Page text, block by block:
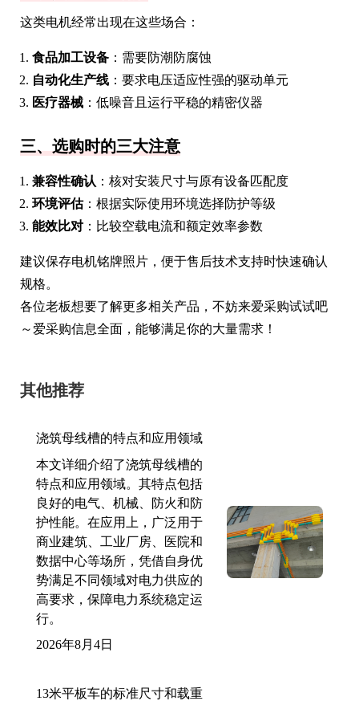
这类电机经常出现在这些场合：
食品加工设备 ：需要防潮防腐蚀
自动化生产线 ：要求电压适应性强的驱动单元
医疗器械 ：低噪音且运行平稳的精密仪器
三、选购时的三大注意
兼容性确认 ：核对安装尺寸与原有设备匹配度
环境评估：根据实际使用环境选择防护等级
能效比对 ：比较空载电流和额定效率参数
建议保存电机铭牌照片，便于售后技术支持时快速确认
规格。
各位老板想要了解更多相关产品，不妨来爱采购试试吧
～爱采购信息全面，能够满足你的大量需求！
其他推荐
浇筑母线槽的特点和应用领域
本文详细介绍了浇筑母线槽的
特点和应用领域。其特点包括
良好的电气、机械、防火和防
护性能。在应用上，广泛用于
商业建筑、工业厂房、医院和
数据中心等场所，凭借自身优
势满足不同领域对电力供应的
高要求，保障电力系统稳定运
行。
2026年8月4日
13米平板车的标准尺寸和载重